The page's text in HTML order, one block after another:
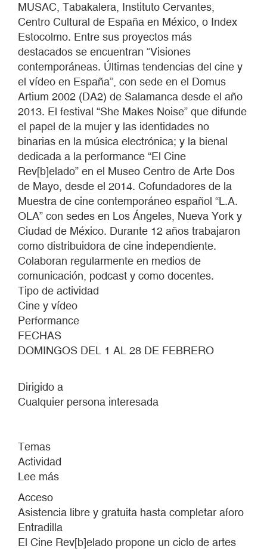
MUSAC, Tabakalera, Instituto Cervantes,
Centro Cultural de España en México, o Index
Estocolmo. Entre sus proyectos más
destacados se encuentran “Visiones
contemporáneas. Últimas tendencias del cine y
el vídeo en España”, con sede en el Domus
Artium 2002 (DA2) de Salamanca desde el año
2013. El festival “She Makes Noise” que difunde
el papel de la mujer y las identidades no
binarias en la música electrónica; y la bienal
dedicada a la performance “El Cine
Rev[b]elado” en el Museo Centro de Arte Dos
de Mayo, desde el 2014. Cofundadores de la
Muestra de cine contemporáneo español “L.A.
OLA” con sedes en Los Ángeles, Nueva York y
Ciudad de México. Durante 12 años trabajaron
como distribuidora de cine independiente.
Colaboran regularmente en medios de
comunicación, podcast y como docentes.
Tipo de actividad
Cine y vídeo
Performance
FECHAS
DOMINGOS DEL 1 AL 28 DE FEBRERO
Dirigido a
Cualquier persona interesada
Temas
Actividad
Lee más
CINE
REV[B]ELADO
#7
Acceso
Asistencia libre y gratuita hasta completar aforo
Entradilla
El Cine Rev[b]elado propone un ciclo de artes